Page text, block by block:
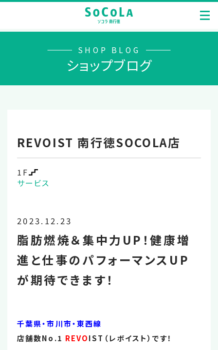
SHOP BLOG
ショップブログ
REVOIST 南行徳SOCOLA店
1F
サービス
2023.12.23
脂肪燃焼＆集中力UP！健康増
進と仕事のパフォーマンスUP
が期待できます！
千葉県・市川市・東西線
店舗数No.1 REVOIST（レボイスト）です！